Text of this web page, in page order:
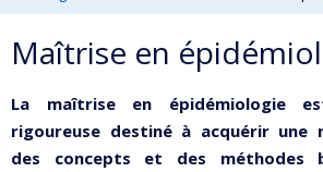
Maîtrise en
La maîtrise en épidémiologie
rigoureuse destiné à acquérir une
des concepts et des méthodes